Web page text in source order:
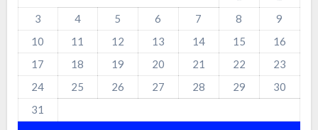
3
4 5 6 7 8
9
10
11 12 13 14 15
16
17
18 19 20 21 22
23
24
25 26 27 28 29
30
31